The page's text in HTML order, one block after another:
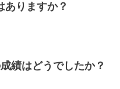
りますか？
績はどうでしたか？